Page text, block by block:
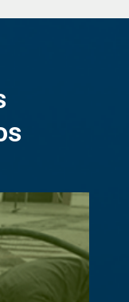
rejillas
servicio